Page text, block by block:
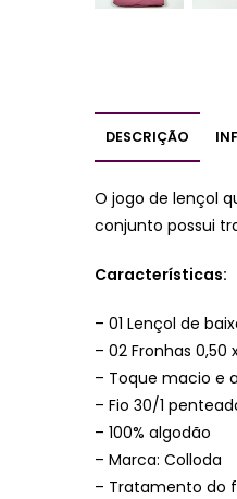
DESCRIÇÃO
O jogo de lençol
conjunto possui
Características:
– 01 Lençol de
– 02 Fronhas 0,50
– Toque macio e
– Fio 30/1
– 100% algodão
– Marca: Colloda
– Tratamento do